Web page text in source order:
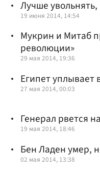
Лучше
19 июня 2014, 14:54
Мукрин и Митаб
революции»
29 мая 2014, 19:36
Египет уплывает
27 мая 2014, 00:03
Генерал рвется
19 мая 2014, 18:46
Бен Ладен умер,
02 мая 2014, 13:38